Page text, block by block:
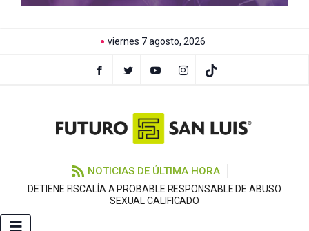
viernes 7 agosto, 2026
NOTICIAS DE ÚLTIMA HORA
DETIENE FISCALÍA A PROBABLE RESPONSABLE DE ABUSO
SEXUAL CALIFICADO